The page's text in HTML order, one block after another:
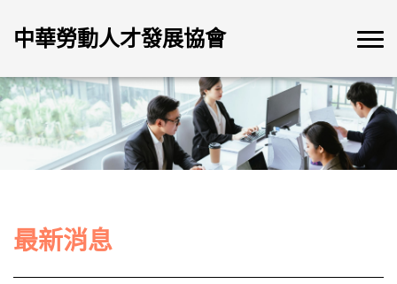
中華勞動人才發展協會
最新消息